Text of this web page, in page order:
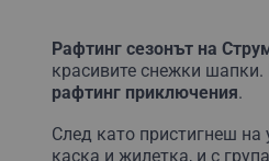
Рафтинг сезонът на
красивите снежки шапки.
рафтинг приключения.
След като пристигнеш
каска и жилетка, и с